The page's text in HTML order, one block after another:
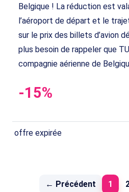
Belgique ! La réduction est
l’aéroport de départ et le
sur le prix des billets d’avion
plus besoin de rappeler que
compagnie aérienne de
-15%
offre expirée
← Précédent 1